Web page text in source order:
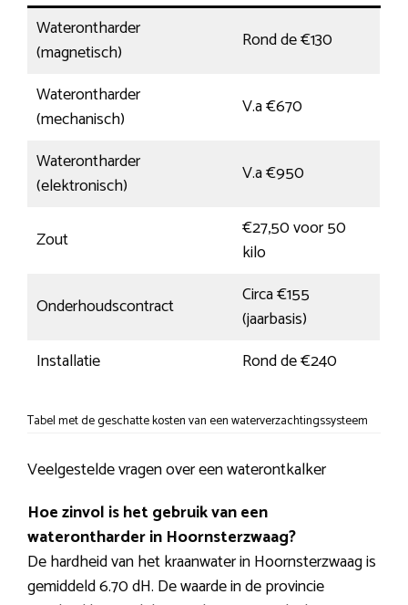
Waterontharder
(magnetisch)
Rond de €130
Waterontharder
(mechanisch)
V.a €670
Waterontharder
(elektronisch)
V.a €950
Zout
€27,50 voor 50
kilo
Onderhoudscontract
Circa €155
(jaarbasis)
Installatie
Rond de €240
Tabel met de geschatte kosten van een waterverzachtingssysteem
Veelgestelde vragen over een waterontkalker
Hoe zinvol is het gebruik van een
waterontharder in Hoornsterzwaag?
De hardheid van het kraanwater in Hoornsterzwaag is
gemiddeld 6.70 dH. De waarde in de provincie